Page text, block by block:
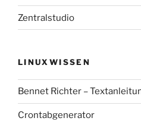
Zentralstudio
LINUXWISSEN
Bennet Richter –
Crontabgenerator